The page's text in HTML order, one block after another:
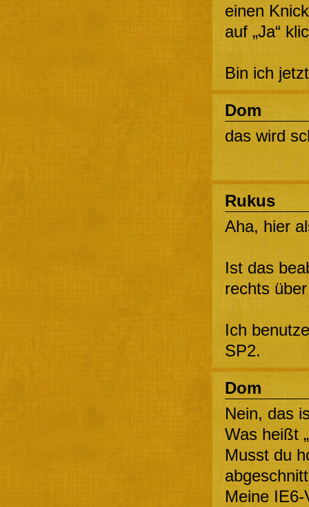
einen
auf „Ja“
Bin ich
Dom
das wird
Rukus
Aha, hier
Ist das
rechts
Ich
SP2.
Dom
Nein, das
Was heißt
Musst du
Meine